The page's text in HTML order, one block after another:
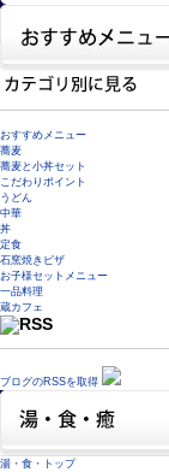
おすすめメニュー
蕎麦
蕎麦と小丼セット
こだわりポイント
うどん
中華
丼
定食
石窯焼きピザ
お子様セットメニュー
一品料理
蔵カフェ
ブログのRSSを取得
湯・食・トップ